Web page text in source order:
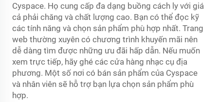
Cyspace. Họ cung cấp đa dạng buồng cách ly với giá
cả phải chăng và chất lượng cao. Bạn có thể đọc kỹ
các tính năng và chọn sản phẩm phù hợp nhất. Trang
web thường xuyên có chương trình khuyến mãi nên
dễ dàng tìm được những ưu đãi hấp dẫn. Nếu muốn
xem trực tiếp, hãy ghé các cửa hàng nhạc cụ địa
phương. Một số nơi có bán sản phẩm của Cyspace
và nhân viên sẽ hỗ trợ bạn lựa chọn sản phẩm phù
hợp.